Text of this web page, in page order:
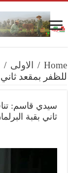
Home
/ الاولى /
للظفر بمقعد ثاني
سيدي قاسم:
ثاني بقبة